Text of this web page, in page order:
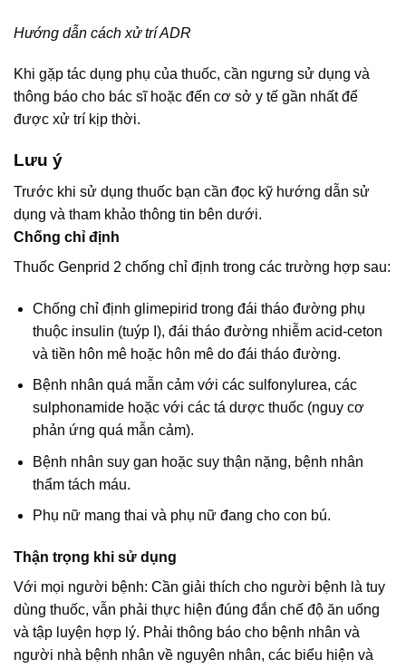
Hướng dẫn cách xử trí ADR
Khi gặp tác dụng phụ của thuốc, cần ngưng sử dụng và
thông báo cho bác sĩ hoặc đến cơ sở y tế gần nhất để
được xử trí kịp thời.
Lưu ý
Trước khi sử dụng thuốc bạn cần đọc kỹ hướng dẫn sử
dụng và tham khảo thông tin bên dưới.
Chống chỉ định
Thuốc Genprid 2 chống chỉ định trong các trường hợp sau:
Chống chỉ định glimepirid trong đái tháo đường phụ
thuộc insulin (tuýp I), đái tháo đường nhiễm acid-ceton
và tiền hôn mê hoặc hôn mê do đái tháo đường.
Bệnh nhân quá mẫn cảm với các sulfonylurea, các
sulphonamide hoặc với các tá dược thuốc (nguy cơ
phản ứng quá mẫn cảm).
Bệnh nhân suy gan hoặc suy thận nặng, bệnh nhân
thẩm tách máu.
Phụ nữ mang thai và phụ nữ đang cho con bú.
Thận trọng khi sử dụng
Với mọi người bệnh: Cần giải thích cho người bệnh là tuy
dùng thuốc, vẫn phải thực hiện đúng đắn chế độ ăn uống
và tập luyện hợp lý. Phải thông báo cho bệnh nhân và
người nhà bệnh nhân về nguyên nhân, các biểu hiện và